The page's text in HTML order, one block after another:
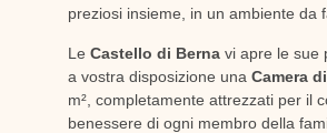
preziosi insieme, in un ambiente da
Le Castello di Bernavi apre le sue
a vostra disposizione una Camera
m², completamente attrezzati per il
benessere di ogni membro della